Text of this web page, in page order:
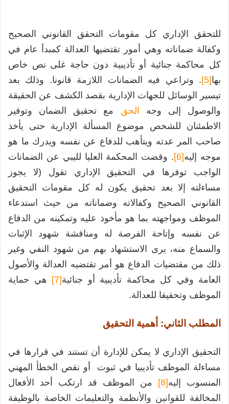
للتحقق الإداري كل مقومات التحقق القانوني الصحيح
وكفالة ضماناته وهي أمور تقتضيها العدالة كمبدأ عام في
كل محاكمة جنائية أو تأديبية دون حاجة غلى نص خاص
بها[5]
. وتراعي فيه الضمانات اللازمة قانونا. وذلك بعد
تيسير الوسائل للجهات الإدارية بقصد الكشف عن الحقيقة
والوصول إلى وجه
الحق مع تحقيق الضمان وتوفير
الاطمئنان للشخص موضوع المسألة الإدارية حتى يأخذ
صاحب المر عدته ويتأهب للدفاع عن نفسه ويدرك ما هو
موجه إليه[6]
. وقضت المحكمة العليا لليبي عن الضمانات
الواجب توفرها في التحقيق الإداري تقول (لا يجوز
مساءلته إلا بعد تحقيق يكون له كل مقومات التحقيق
القانوني الصحيح وكفالاته وضماناته من حيث استدعاء
الموظف ومواجهته بما هو مأخوذ عليه وتمكينه من الدفاع
عن نفسه وإتاحة الفرصة له ومناقشة شهود الإثبات
والسماع منه، يرى الاستشهاد بهم من شهود النفي وغير
ذلك من مقتضيات الدفاع هو أمر تقتضيه العدالة والأصول
العامة وفي كل محاكمة تأديبية أو جنائية[7]
هي حماية
الموظف وتحقيقا للعدالة.
المطلب الثاني: أهمية التحقيق
التحقيق الإداري لا يمكن للإدارة أن تستند في قرارها في
مساءلة الموظف تأديبيا في ثبوت أو نقص الخطأ المهني
المنسوب إليه[8]
من الموظف قد ارتكب أحد الأفعال
المخالفة للقوانين والأنظمة والتعليمات الخاصة بالوظيفة